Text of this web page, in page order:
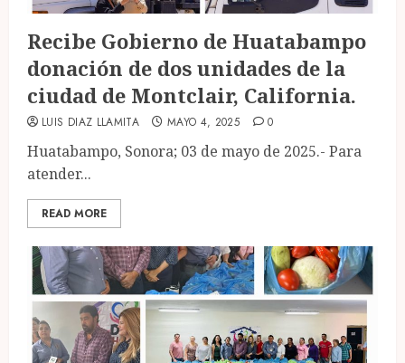
Recibe Gobierno de Huatabampo
donación de dos unidades de la
ciudad de Montclair, California.
LUIS DIAZ LLAMITA MAYO 4, 2025 0
Huatabampo, Sonora; 03 de mayo de 2025.- Para
atender...
READ MORE